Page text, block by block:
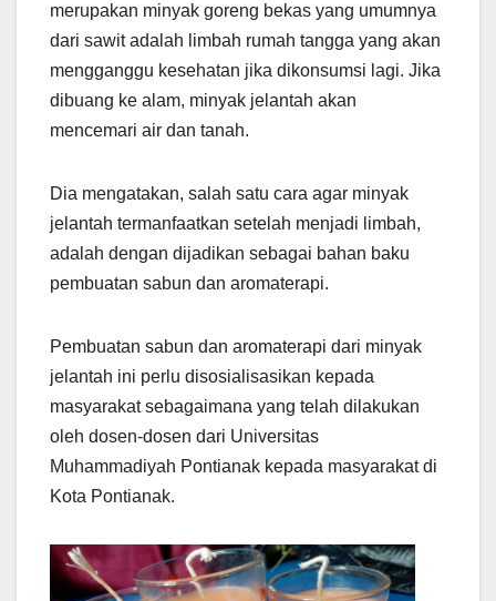
merupakan minyak goreng bekas yang umumnya
dari sawit adalah limbah rumah tangga yang akan
mengganggu kesehatan jika dikonsumsi lagi. Jika
dibuang ke alam, minyak jelantah akan
mencemari air dan tanah.
Dia mengatakan, salah satu cara agar minyak
jelantah termanfaatkan setelah menjadi limbah,
adalah dengan dijadikan sebagai bahan baku
pembuatan sabun dan aromaterapi.
Pembuatan sabun dan aromaterapi dari minyak
jelantah ini perlu disosialisasikan kepada
masyarakat sebagaimana yang telah dilakukan
oleh dosen-dosen dari Universitas
Muhammadiyah Pontianak kepada masyarakat di
Kota Pontianak.